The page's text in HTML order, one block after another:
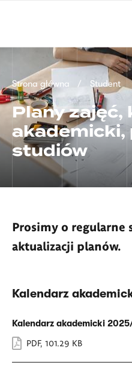
Ścieżka
nawigacyjna
Strona główna Student
Plany zajęć,
akademicki,
studiów
Prosimy o regularne
aktualizacji planów.
Kalendarz
Kalendarz akademicki
PDF, 101.29 KB